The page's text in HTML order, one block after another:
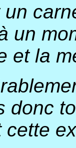
un
et la
donc
cette